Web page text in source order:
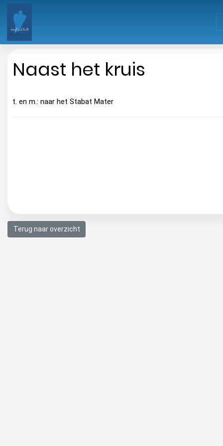
Naast het kruis
t. en m.: naar het Stabat Mater
Terug naar overzicht